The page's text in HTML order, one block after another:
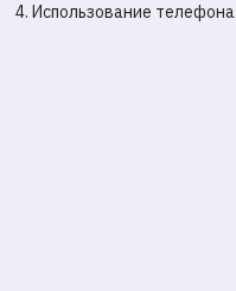
4. Использование телефона